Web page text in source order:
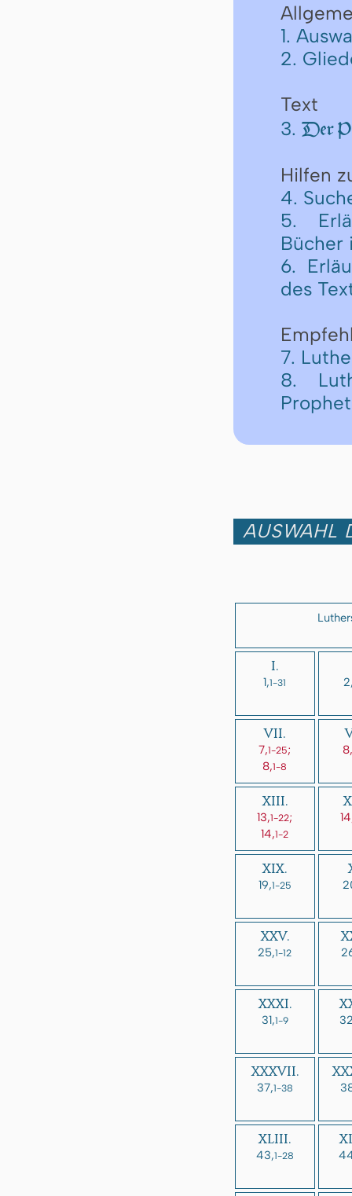
1.
2.
Text
3. Der
Hilfen
4.
5.
Bücher
6.
des
7.
8.
AUSWAHL
I.
1,1-31
VII.
7,1-25;
8,1-8
8,
XIII.
13,1-22;
14,1-2
XIX.
19,1-25
XXV.
25,1-12
XXXI.
31,1-9
XXXVII.
37,1-38
XLIII.
43,1-28